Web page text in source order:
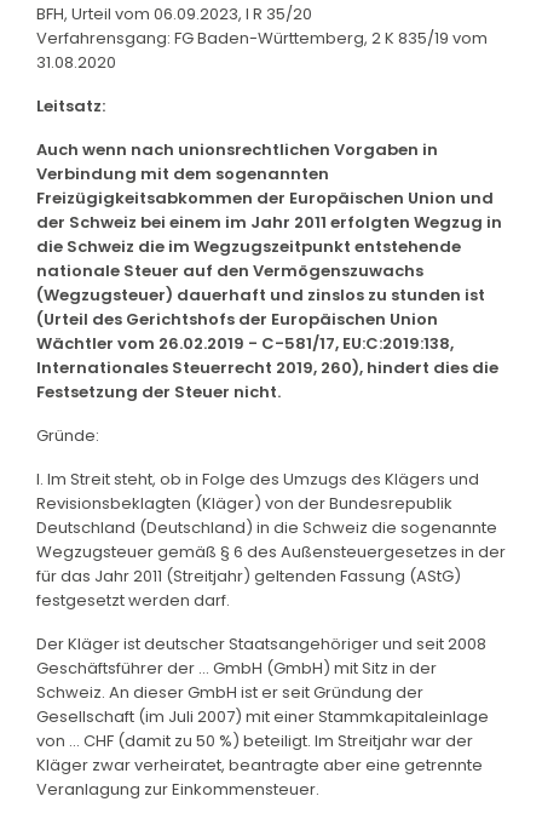
BFH, Urteil vom 06.09.2023, I R 35/20
Verfahrensgang: FG Baden-Württemberg, 2 K 835/19 vom
31.08.2020
Leitsatz:
Auch wenn nach unionsrechtlichen Vorgaben in
Verbindung mit dem sogenannten
Freizügigkeitsabkommen der Europäischen Union und
der Schweiz bei einem im Jahr 2011 erfolgten Wegzug in
die Schweiz die im Wegzugszeitpunkt entstehende
nationale Steuer auf den Vermögenszuwachs
(Wegzugsteuer) dauerhaft und zinslos zu stunden ist
(Urteil des Gerichtshofs der Europäischen Union
Wächtler vom 26.02.2019 - C-581/17, EU:C:2019:138,
Internationales Steuerrecht 2019, 260), hindert dies die
Festsetzung der Steuer nicht.
Gründe:
I. Im Streit steht, ob in Folge des Umzugs des Klägers und
Revisionsbeklagten (Kläger) von der Bundesrepublik
Deutschland (Deutschland) in die Schweiz die sogenannte
Wegzugsteuer gemäß § 6 des Außensteuergesetzes in der
für das Jahr 2011 (Streitjahr) geltenden Fassung (AStG)
festgesetzt werden darf.
Der Kläger ist deutscher Staatsangehöriger und seit 2008
Geschäftsführer der ... GmbH (GmbH) mit Sitz in der
Schweiz. An dieser GmbH ist er seit Gründung der
Gesellschaft (im Juli 2007) mit einer Stammkapitaleinlage
von ... CHF (damit zu 50 %) beteiligt. Im Streitjahr war der
Kläger zwar verheiratet, beantragte aber eine getrennte
Veranlagung zur Einkommensteuer.